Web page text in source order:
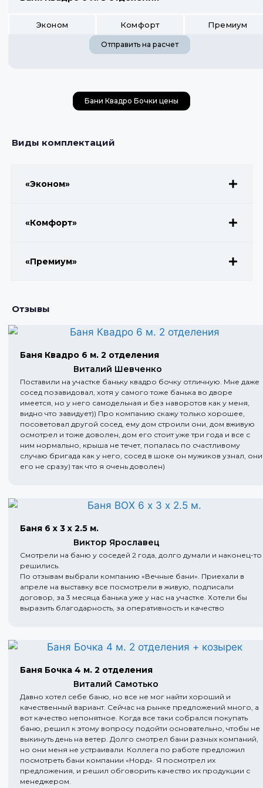
Эконом Комфорт Премиум
Отправить на расчет
Бани Квадро Бочки цены
Виды комплектаций
«Эконом»
«Комфорт»
«Премиум»
Отзывы
Баня Квадро 6 м. 2 отделения
Виталий Шевченко
Поставили на участке баньку квадро бочку отличную. Мне даже
сосед позавидовал, хотя у самого тоже банька во дворе
имеется, но у него самодельная и без наворотов как у меня,
видно что завидует)) Про компанию скажу только хорошее,
посоветовал другой сосед, ему дом строили они, дом вживую
осмотрел и тоже доволен, дом его стоит уже три года и все с
ним нормально, крыша не течет, попалась по счастливому
случаю бригада как у него, сосед в шоке он мужиков узнал, они
его не сразу) так что я очень доволен)
Баня 6 х 3 х 2.5 м.
Виктор Ярославец
Смотрели на баню у соседей 2 года, долго думали и наконец-то
решились.
По отзывам выбрали компанию «Вечные бани». Приехали в
апреле на выставку все посмотрели в живую, подписали
договор, за 3 месяца банька уже у нас на участке. Хотели бы
выразить благодарность, за оперативность и качество
Баня Бочка 4 м. 2 отделения
Виталий Самотько
Давно хотел себе баню, но все не мог найти хороший и
качественный вариант. Сейчас на рынке предложений много, а
вот качество непонятное. Когда все таки собрался покупать
баню, решил к этому вопросу подойти основательно, чтобы не
выкинуть день на ветер. Долго смотрел бани разных компаний,
но они меня не устраивали. Коллега по работе предложил
посмотреть бани компании «Норд». Я посмотрел их
предложения, и решил обговорить качество их продукции с
менеджером.